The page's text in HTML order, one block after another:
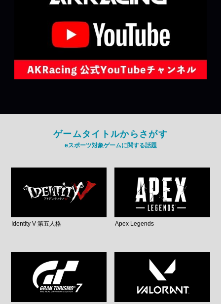
ゲームタイトルからさがす
eスポーツ対象ゲームに関する話題
Identity V 第五人格 Apex Legends